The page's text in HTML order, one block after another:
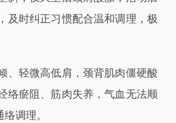
及时纠正习惯配合温和调理，极
轻微高低肩，颈背肌肉僵硬酸
络瘀阻、筋肉失养，气血无法顺
调理。